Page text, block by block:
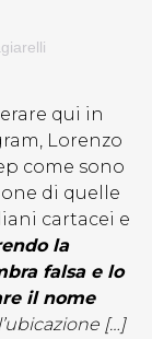
qui in
Lorenzo
come sono
di quelle
cartacei e
la
falsa e lo
il nome
[…]